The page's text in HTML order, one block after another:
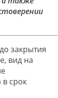
закрытия
вид на
в срок